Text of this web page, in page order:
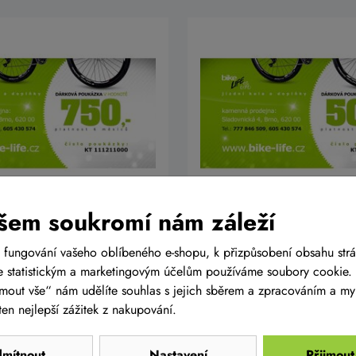
v hodnotě 750
Do košíku
Dárkový kupon v
Kč
500 Kč
Skladem na
prodejně
soukromí nám záleží
fungování vašeho oblíbeného e-shopu, k přizpůsobení obsahu
statistickým a marketingovým účelům používáme soubory cookie.
vše“ nám udělíte souhlas s jejich sběrem a zpracováním a
nejlepší zážitek z nakupování.